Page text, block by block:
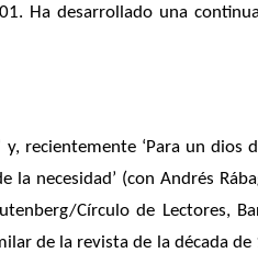
Ha desarrollado una
recientemente ‘Para un
necesidad’ (con Andrés
Círculo de Lectores,
de la revista de la década